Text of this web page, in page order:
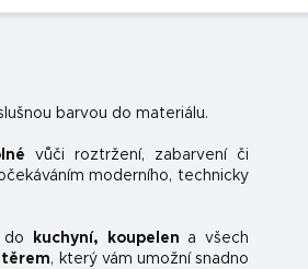
barvou do materiálu.
vůči roztržení, zabarvení či
moderního, technicky
do kuchyní, koupelen a všech
, který vám umožní snadno